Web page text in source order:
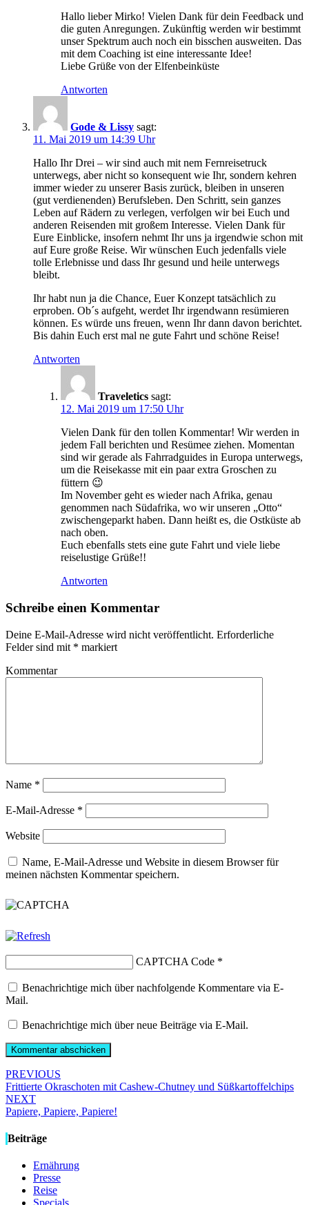
Hallo lieber Mirko! Vielen Dank für dein Feedback und
die guten Anregungen. Zukünftig werden wir bestimmt
unser Spektrum auch noch ein bisschen ausweiten. Das
mit dem Coaching ist eine interessante Idee!
Liebe Grüße von der Elfenbeinküste
Antworten
Gode & Lissy sagt:
11. Mai 2019 um 14:39 Uhr
Hallo Ihr Drei – wir sind auch mit nem Fernreisetruck
unterwegs, aber nicht so konsequent wie Ihr, sondern kehren
immer wieder zu unserer Basis zurück, bleiben in unseren
(gut verdienenden) Berufsleben. Den Schritt, sein ganzes
Leben auf Rädern zu verlegen, verfolgen wir bei Euch und
anderen Reisenden mit großem Interesse. Vielen Dank für
Eure Einblicke, insofern nehmt Ihr uns ja irgendwie schon mit
auf Eure große Reise. Wir wünschen Euch jedenfalls viele
tolle Erlebnisse und dass Ihr gesund und heile unterwegs
bleibt.
Ihr habt nun ja die Chance, Euer Konzept tatsächlich zu
erproben. Ob´s aufgeht, werdet Ihr irgendwann resümieren
können. Es würde uns freuen, wenn Ihr dann davon berichtet.
Bis dahin Euch erst mal ne gute Fahrt und schöne Reise!
Antworten
Traveletics sagt:
12. Mai 2019 um 17:50 Uhr
Vielen Dank für den tollen Kommentar! Wir werden in
jedem Fall berichten und Resümee ziehen. Momentan
sind wir gerade als Fahrradguides in Europa unterwegs,
um die Reisekasse mit ein paar extra Groschen zu
füttern 😉
Im November geht es wieder nach Afrika, genau
genommen nach Südafrika, wo wir unseren „Otto“
zwischengeparkt haben. Dann heißt es, die Ostküste ab
nach oben.
Euch ebenfalls stets eine gute Fahrt und viele liebe
reiselustige Grüße!!
Antworten
Schreibe einen Kommentar
Deine E-Mail-Adresse wird nicht veröffentlicht. Erforderliche
Felder sind mit * markiert
Kommentar
Name *
E-Mail-Adresse *
Website
Name, E-Mail-Adresse und Website in diesem Browser für
meinen nächsten Kommentar speichern.
CAPTCHA Code *
Benachrichtige mich über nachfolgende Kommentare via E-
Mail.
Benachrichtige mich über neue Beiträge via E-Mail.
Post
navigation
PREVIOUS
Frittierte Okraschoten mit Cashew-Chutney und Süßkartoffelchips
NEXT
Papiere, Papiere, Papiere!
Beiträge
Ernährung
Presse
Reise